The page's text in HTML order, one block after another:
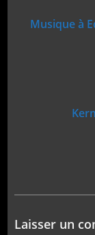
Musique à
Laisser un